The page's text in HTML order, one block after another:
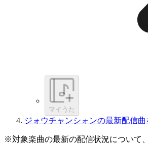
マイうた
ジォウチャンシォンの最新配信曲
※対象楽曲の最新の配信状況について